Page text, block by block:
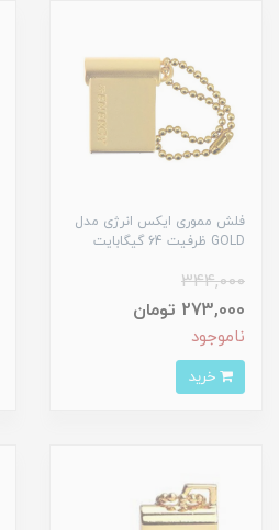
فلش مموری ایکس انرژ‌ی مدل
GOLD ظرفیت 64 گیگابایت
344,000
273,000 تومان
ناموجود